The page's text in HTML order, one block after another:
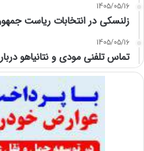
1405/05/16
زلنسکی در انتخابات ریاست
1405/05/16
تماس تلفنی مودی و نتانیاهو